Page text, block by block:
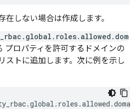
在しない場合は作成します。
プロパティを許可するドメインの
ストに追加します。次に例を示し